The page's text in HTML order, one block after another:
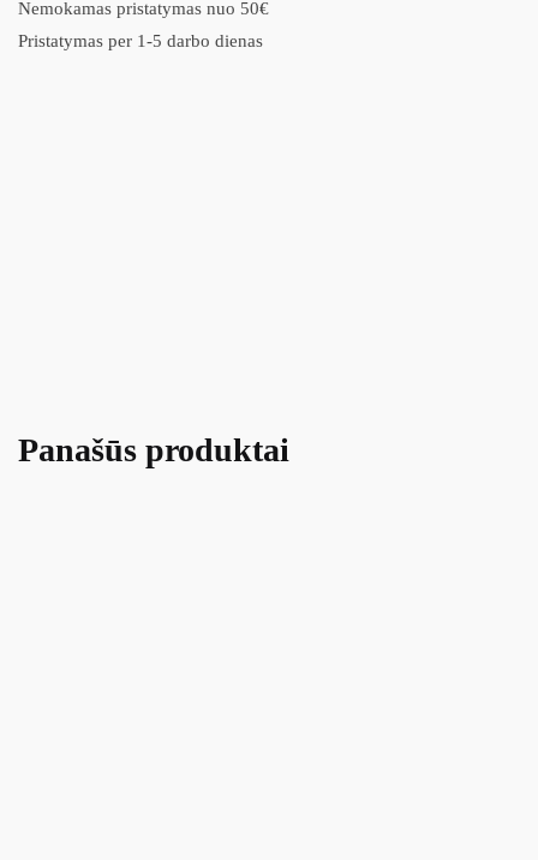
Nemokamas pristatymas nuo 50€
Pristatymas per 1-5 darbo dienas
Panašūs produktai